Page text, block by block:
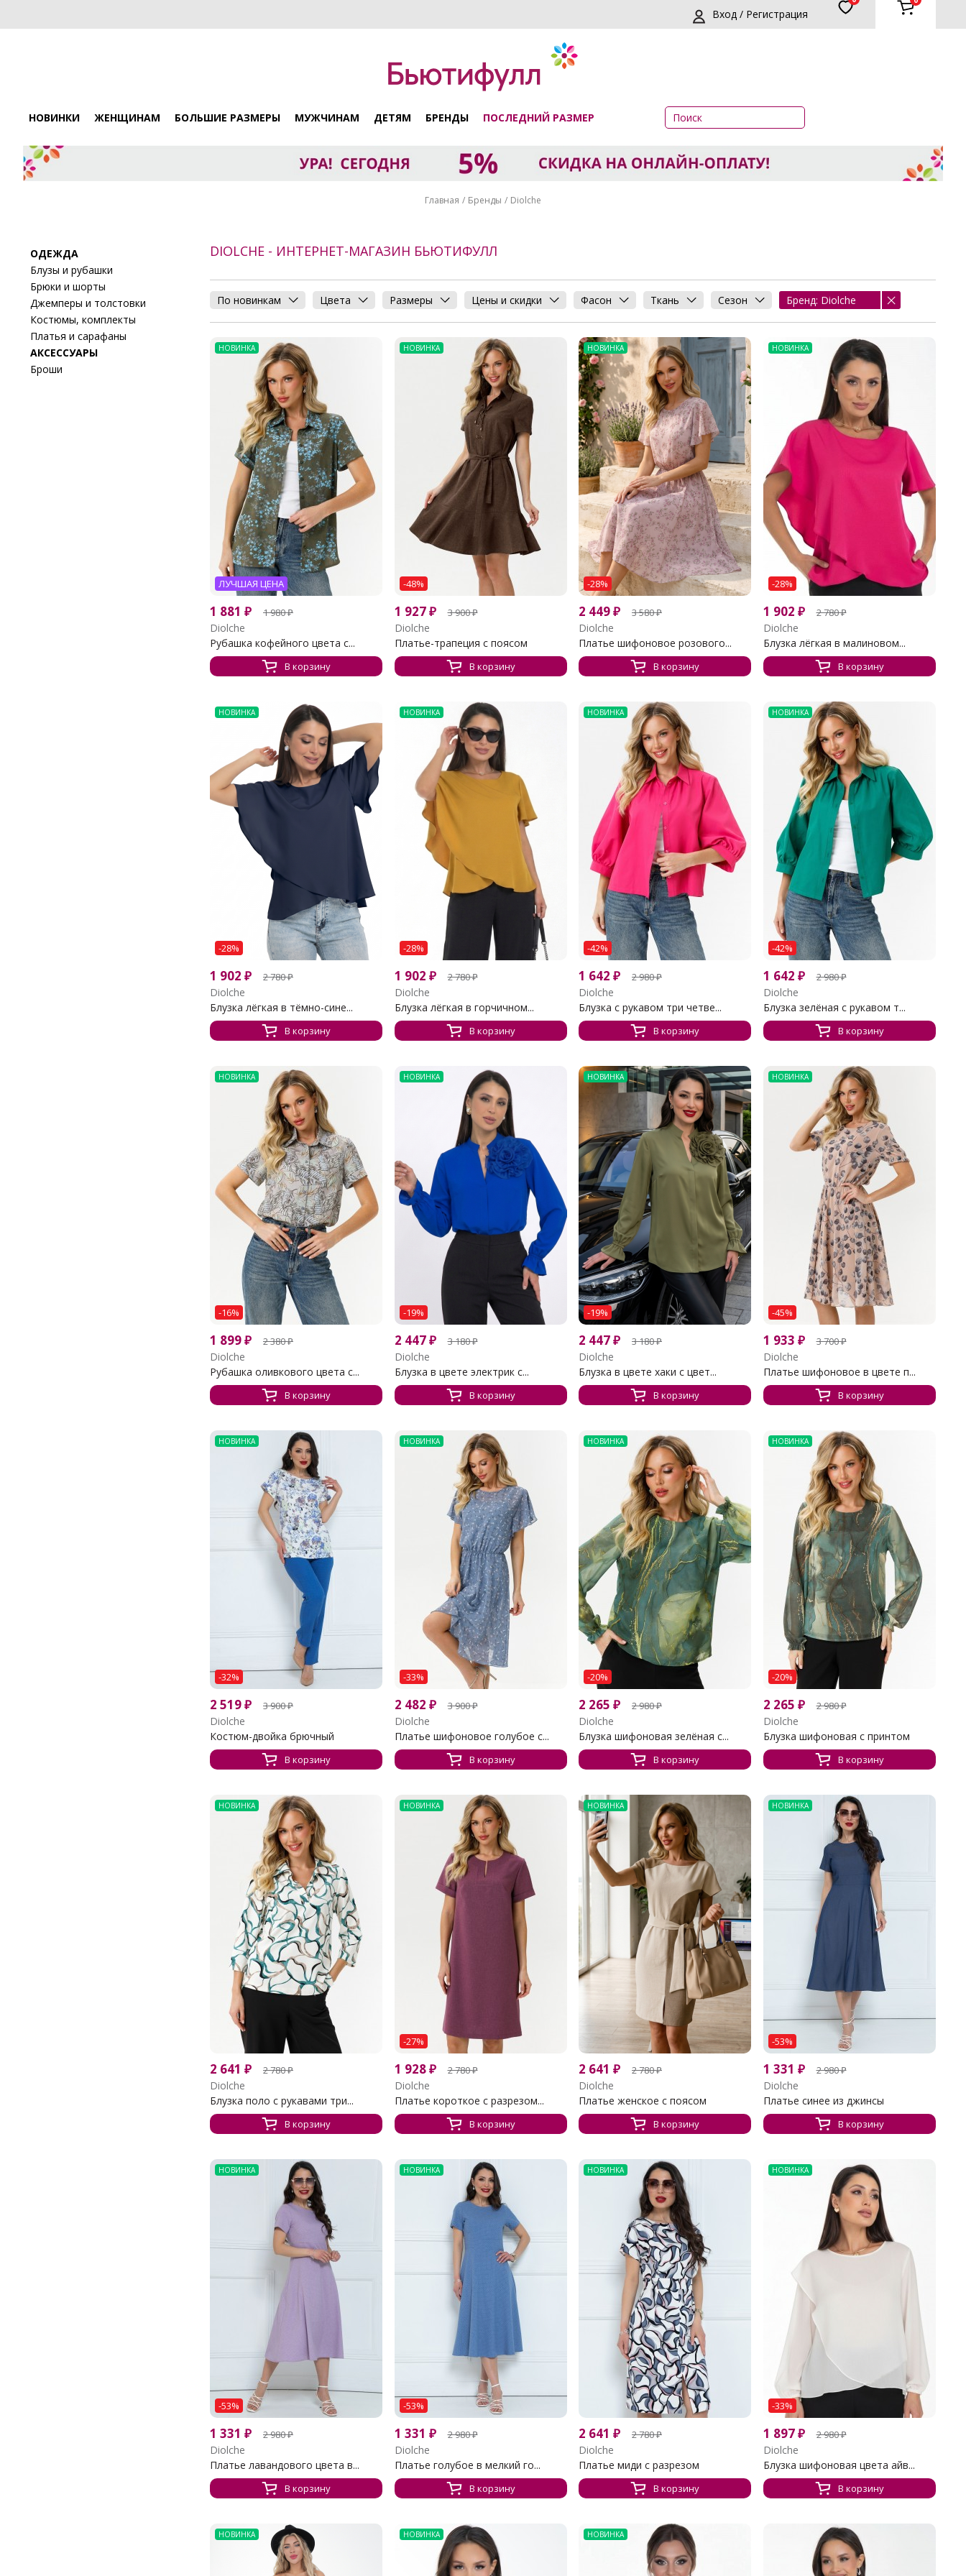
Вход / Регистрация
НОВИНКИ ЖЕНЩИНАМ БОЛЬШИЕ РАЗМЕРЫ МУЖЧИНАМ ДЕТЯМ БРЕНДЫ ПОСЛЕДНИЙ РАЗМЕР
Главная Бренды Diolche
ОДЕЖДА
Блузы и рубашки
Брюки и шорты
Джемперы и толстовки
Костюмы, комплекты
Платья и сарафаны
АКСЕССУАРЫ
Броши
DIOLCHE - ИНТЕРНЕТ-МАГАЗИН БЬЮТИФУЛЛ
По новинкам Цвета Размеры Цены и скидки Фасон Ткань Сезон Бренд: Diolche
НОВИНКА
ЛУЧШАЯ ЦЕНА
1 881 ₽ 1 980₽
Diolche
Рубашка кофейного цвета с...
В корзину
НОВИНКА
-48%
1 927₽ 3 900₽
Diolche
Платье-трапеция с поясом
В корзину
НОВИНКА
-28%
2 449₽ 3 580₽
Diolche
Платье шифоновое розового...
В корзину
НОВИНКА
-28%
1 902 ₽ 2 780₽
Diolche
Блузка лёгкая в малиновом...
В корзину
НОВИНКА
-28%
1 902 ₽ 2 780₽
Diolche
Блузка лёгкая в тёмно-сине...
В корзину
НОВИНКА
-28%
1 902 ₽ 2 780₽
Diolche
Блузка лёгкая в горчичном...
В корзину
НОВИНКА
-42%
1 642 ₽ 2 980₽
Diolche
Блузка с рукавом три четве...
В корзину
НОВИНКА
-42%
1 642 ₽ 2 980₽
Diolche
Блузка зелёная с рукавом т...
В корзину
НОВИНКА
-16%
1 899₽ 2 380₽
Diolche
Рубашка оливкового цвета с...
В корзину
НОВИНКА
-19%
2 447₽ 3 180₽
Diolche
Блузка в цвете электрик с...
В корзину
НОВИНКА
-19%
2 447₽ 3 180₽
Diolche
Блузка в цвете хаки с цвет...
В корзину
НОВИНКА
-45%
1 933 ₽ 3 700₽
Diolche
Платье шифоновое в цвете п...
В корзину
НОВИНКА
-32%
2 519₽ 3 900₽
Diolche
Костюм-двойка брючный
В корзину
НОВИНКА
-33%
2 482 ₽ 3 900₽
Diolche
Платье шифоновое голубое с...
В корзину
НОВИНКА
-20%
2 265 ₽ 2 980₽
Diolche
Блузка шифоновая зелёная с...
В корзину
НОВИНКА
-20%
2 265 ₽ 2 980₽
Diolche
Блузка шифоновая с принтом
В корзину
НОВИНКА
2 641 ₽ 2 780₽
Diolche
Блузка поло с рукавами три...
В корзину
НОВИНКА
-27%
1 928₽ 2 780₽
Diolche
Платье короткое с разрезом...
В корзину
НОВИНКА
2 641 ₽ 2 780₽
Diolche
Платье женское с поясом
В корзину
НОВИНКА
-53%
1 331 ₽ 2 980₽
Diolche
Платье синее из джинсы
В корзину
НОВИНКА
-53%
1 331 ₽ 2 980₽
Diolche
Платье лавандового цвета в...
В корзину
НОВИНКА
-53%
1 331 ₽ 2 980₽
Diolche
Платье голубое в мелкий го...
В корзину
НОВИНКА
2 641 ₽ 2 780₽
Diolche
Платье миди с разрезом
В корзину
НОВИНКА
-33%
1 897₽ 2 980₽
Diolche
Блузка шифоновая цвета айв...
В корзину
НОВИНКА НОВИНКА НОВИНКА